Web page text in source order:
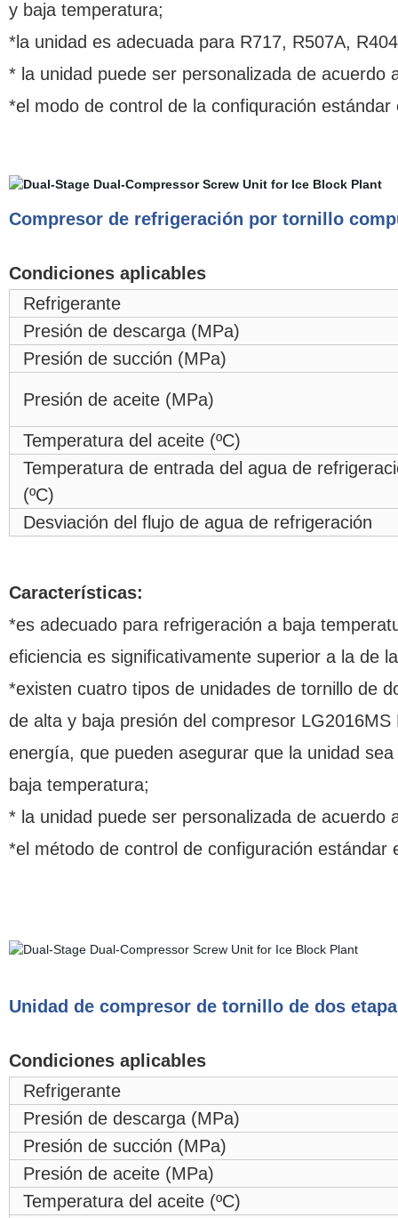
y baja temperatura;
*la unidad es adecuada para R717, R507A,
*la unidad puede ser personalizada de acuerdo
*el modo de control de la confiquración estándar
Compresor de refrigeración por tornillo
Condiciones aplicables
Refrigerante
Presión de descarga (MPa)
Presión de succión (MPa)
Presión de aceite (MPa)
Temperatura del aceite (ºC)
Temperatura de entrada del agua de
(ºC)
Desviación del flujo de agua de refrigeración
Características:
*es adecuado para refrigeración a baja
eficiencia es significativamente superior a la de
*existen cuatro tipos de unidades de tornillo de
de alta y baja presión del compresor
energía, que pueden asegurar que la unidad
baja temperatura;
* la unidad puede ser personalizada de acuerdo
*el método de control de configuración estándar
Unidad de compresor de tornillo de dos
Condiciones aplicables
Refrigerante
Presión de descarga (MPa)
Presión de succión (MPa)
Presión de aceite (MPa)
Temperatura del aceite (ºC)